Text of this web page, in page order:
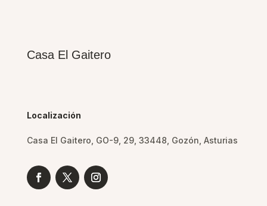
Casa El Gaitero
Localización
Casa El Gaitero, GO-9, 29, 33448, Gozón, Asturias